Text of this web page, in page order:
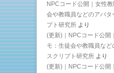
NPCコード公開｜女性
会や教職員などのアバタ
プト研究所 より
(更新)｜NPCコード公開
モ：生徒会や教職員など
スクリプト研究所 より
(更新)｜NPCコード公開